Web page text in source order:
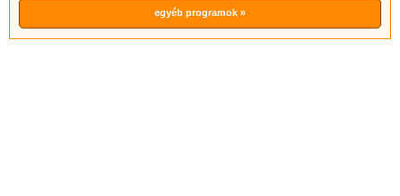
egyéb programok »